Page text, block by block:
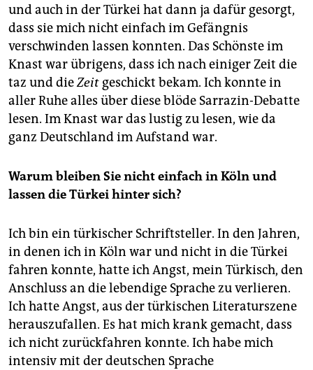
und auch in der Türkei hat dann ja dafür gesorgt,
dass sie mich nicht einfach im Gefängnis
verschwinden lassen konnten. Das Schönste im
Knast war übrigens, dass ich nach einiger Zeit die
taz und dieZeit geschickt bekam. Ich konnte in
aller Ruhe alles über diese blöde Sarrazin-Debatte
lesen. Im Knast war das lustig zu lesen, wie da
ganz Deutschland im Aufstand war.
Warum bleiben Sie nicht einfach in Köln und
lassen die Türkei hinter sich?
Ich bin ein türkischer Schriftsteller. In den Jahren,
in denen ich in Köln war und nicht in die Türkei
fahren konnte, hatte ich Angst, mein Türkisch, den
Anschluss an die lebendige Sprache zu verlieren.
Ich hatte Angst, aus der türkischen Literaturszene
herauszufallen. Es hat mich krank gemacht, dass
ich nicht zurückfahren konnte. Ich habe mich
intensiv mit der deutschen Sprache